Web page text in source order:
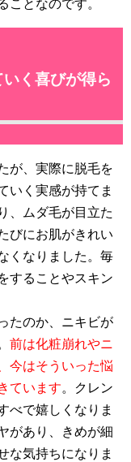
ことなのです。
く喜びが得ら
が、実際に脱毛を
いく実感が持てま
、ムダ毛が目立た
びにお肌がきれい
くなりました。毎
することやスキン
たのか、ニキビが
前は化粧崩れやニ
今はそういった悩
ています。クレン
べで嬉しくなりま
があり、きめが細
な気持ちになりま